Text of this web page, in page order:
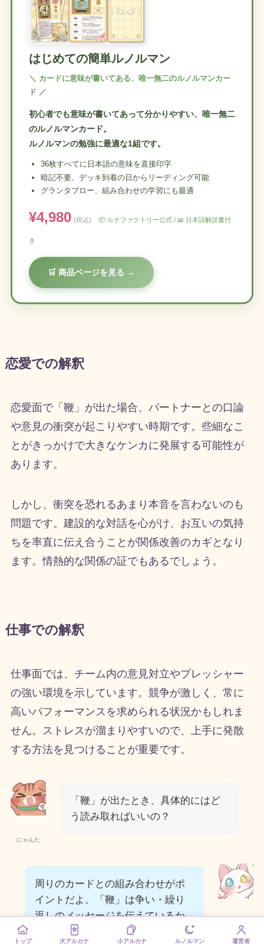
はじめての簡単ルノルマン
＼ カードに意味が書いてある、唯一無二のルノルマンカー
ド ／
初心者でも意味が書いてあって分かりやすい、唯一無二
のルノルマンカード。
ルノルマンの勉強に最適な1組です。
36枚すべてに日本語の意味を直接印字
暗記不要、デッキ到着の日からリーディング可能
グランタブロー、組み合わせの学習にも最適
¥4,980 (税込) 📦 ルナファクトリー公式 / 📖 日本語解説書付
き
🛒 商品ページを見る →
恋愛での解釈
恋愛面で「鞭」が出た場合、パートナーとの口論
や意見の衝突が起こりやすい時期です。些細なこ
とがきっかけで大きなケンカに発展する可能性が
あります。
しかし、衝突を恐れるあまり本音を言わないのも
問題です。建設的な対話を心がけ、お互いの気持
ちを率直に伝え合うことが関係改善のカギとなり
ます。情熱的な関係の証でもあるでしょう。
仕事での解釈
仕事面では、チーム内の意見対立やプレッシャー
の強い環境を示しています。競争が激しく、常に
高いパフォーマンスを求められる状況かもしれま
せん。ストレスが溜まりやすいので、上手に発散
する方法を見つけることが重要です。
にゃんた
「鞭」が出たとき、具体的にはど
う読み取ればいいの？
周りのカードとの組み合わせがポ
イントだよ。「鞭」は争い・繰り
返しのメッセージを伝えているか
ら、質問のテーマに合わせて解釈
してみてね。
トップ 大アルカナ 小アルカナ ルノルマン 運営者